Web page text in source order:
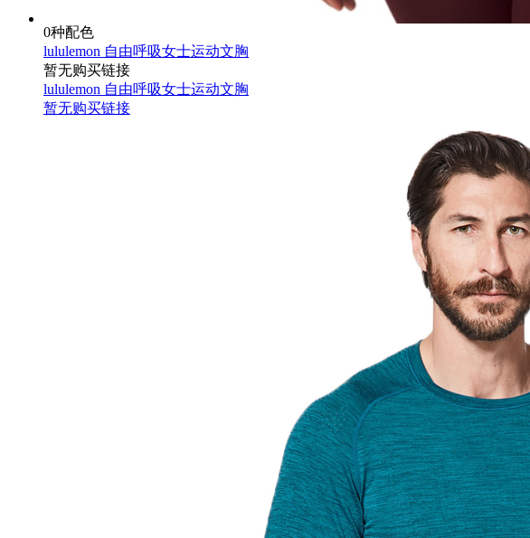
0种配色
lululemon 自由呼吸女士运动文胸
暂无购买链接
lululemon 自由呼吸女士运动文胸
暂无购买链接